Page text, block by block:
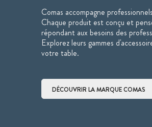
Comas accompagne
Chaque produit est conçu et
répondant aux besoins des
Explorez leurs gammes
votre table.
DÉCOUVRIR LA MARQUE COMAS